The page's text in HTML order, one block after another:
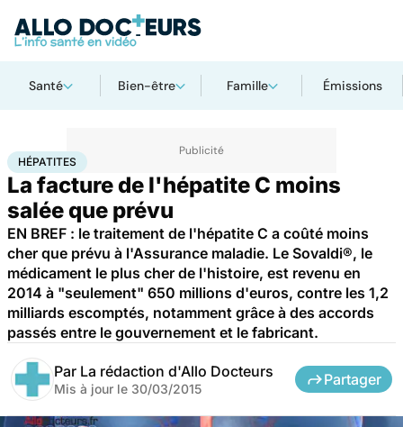
Santé Bien-être Famille Émissions
AccueilSanté Société Hépatites
HÉPATITES
La facture de l'hépatite C moins
salée que prévu
EN BREF : le traitement de l'hépatite C a coûté moins
cher que prévu à l'Assurance maladie. Le Sovaldi®, le
médicament le plus cher de l'histoire, est revenu en
2014 à "seulement" 650 millions d'euros, contre les 1,2
milliards escomptés, notamment grâce à des accords
passés entre le gouvernement et le fabricant.
Par La rédaction d'Allo Docteurs
Mis à jour le 30/03/2015
Partager